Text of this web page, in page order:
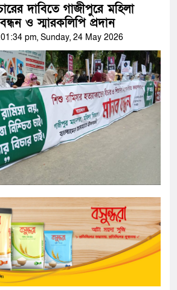
দাবিতে গাজীপুরে মহিলা
ও স্মারকলিপি প্রদান
pm, Sunday, 24 May 2026